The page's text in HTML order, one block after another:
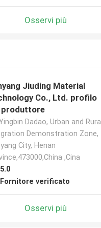
Osservi più
Jiuding Material
Co., Ltd. profilo
produttore
Dadao, Urban and Rural
Demonstration Zone,
City, Henan
,Cina
5.0
Fornitore verificato
Osservi più